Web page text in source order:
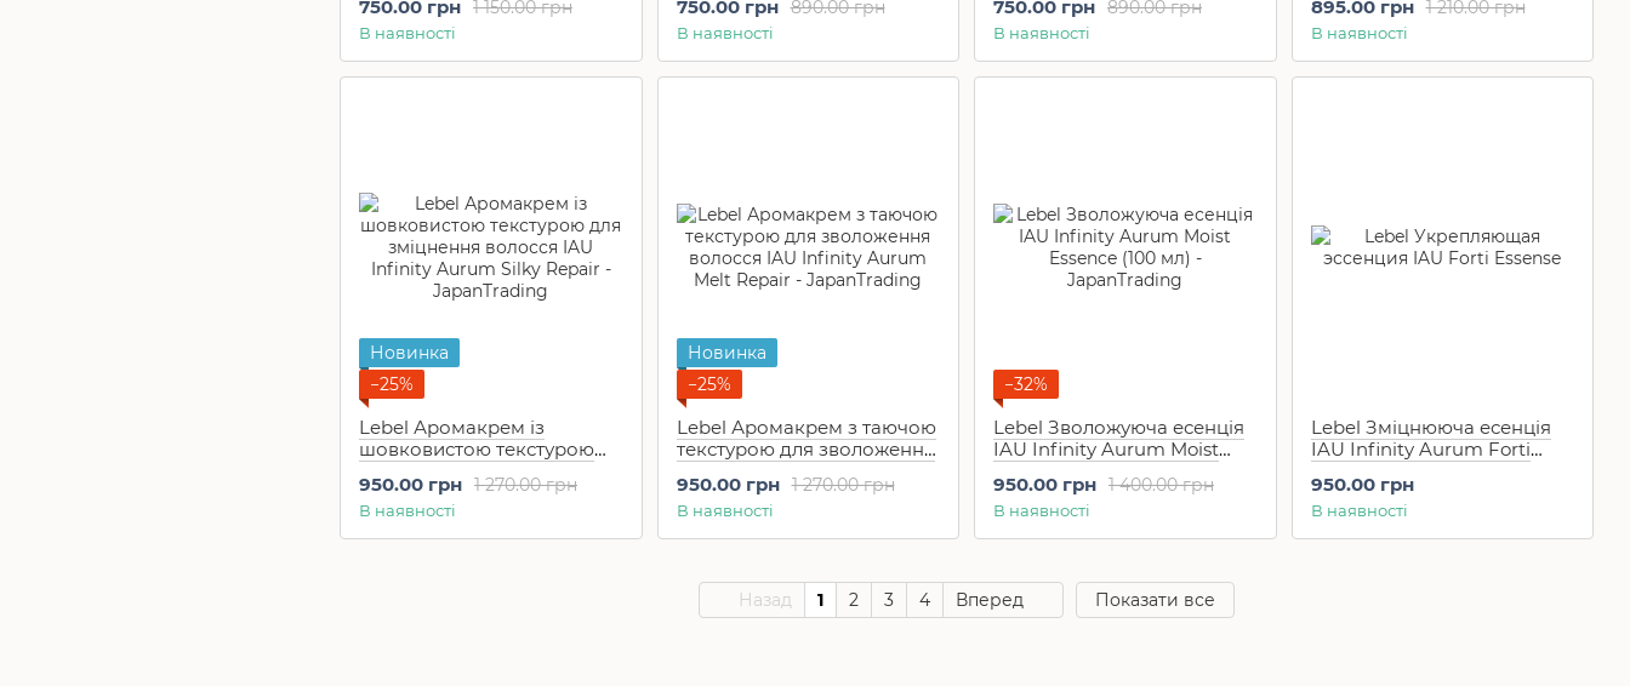
проти випадання волосся
Proedit Hair Skin Energy
Watering 120 мл
1 150.00 грн
750.00 грн
В наявності
Proedit Hairskin Splash
Watering (120 мл)
890.00 грн
750.00 грн
В наявності
Proedit Hairskin Wake
Watering (120 мл)
890.00 грн
750.00 грн
В наявності
мл)
1 210.00 грн
895.00 грн
В наявності
Новинка
−25%
Lebel Аромакрем із
шовковистою текстурою
Infinity Aurum Silky Repair
(200 мл)
1 270.00 грн
950.00 грн
В наявності
Новинка
−25%
Lebel Аромакрем з таючою
текстурою для зволоження
Melt Repair (200 мл)
1 270.00 грн
950.00 грн
В наявності
−32%
Lebel Зволожуюча есенція
IAU Infinity Aurum Moist
1 400.00 грн
950.00 грн
В наявності
Lebel Зміцнююча есенція
IAU Infinity Aurum Forti
950.00 грн
В наявності
Назад 1 2 3 4 Вперед Показати все